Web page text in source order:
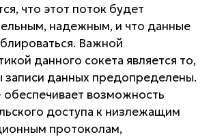
что этот поток будет
надежным, и что данные
Важной
данного сокета является то,
записи данных предопределены.
обеспечивает возможность
доступа к низлежащим
протоколам,